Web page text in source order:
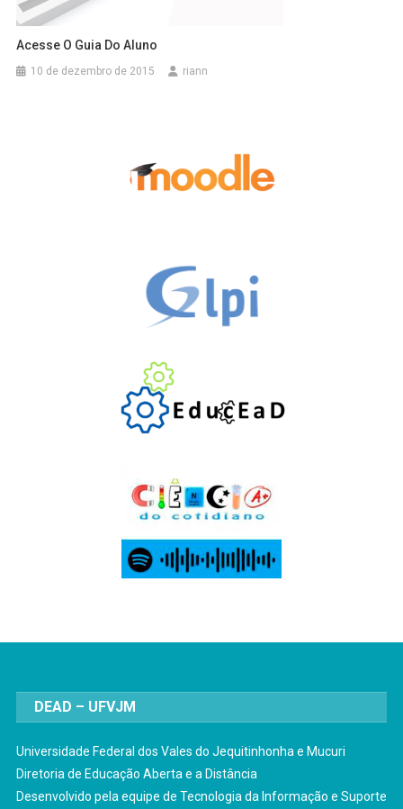
Acesse O Guia Do Aluno
10 de dezembro de 2015 riann
DEAD – UFVJM
Universidade Federal dos Vales do Jequitinhonha e Mucuri
Diretoria de Educação Aberta e a Distância
Desenvolvido pela equipe de Tecnologia da Informação e Suporte